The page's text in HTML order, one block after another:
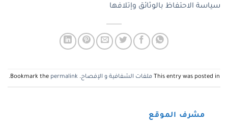
سياسة الاحتفاظ بالوثائق وإتلافها
This entry was posted in ملفات الشفافية و الإفصاح. Bookmark the
permalink
.
مشرف الموقع